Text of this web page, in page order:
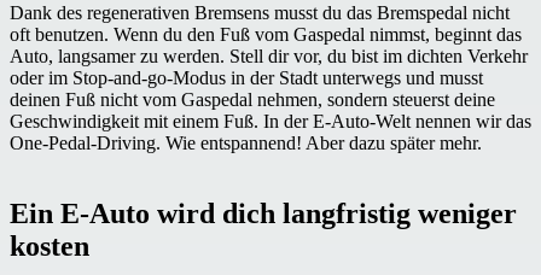
Dank des regenerativen Bremsens musst du das Bremspedal nicht
oft benutzen. Wenn du den Fuß vom Gaspedal nimmst, beginnt das
Auto, langsamer zu werden. Stell dir vor, du bist im dichten Verkehr
oder im Stop-and-go-Modus in der Stadt unterwegs und musst
deinen Fuß nicht vom Gaspedal nehmen, sondern steuerst deine
Geschwindigkeit mit einem Fuß. In der E-Auto-Welt nennen wir das
One-Pedal-Driving. Wie entspannend! Aber dazu später mehr.
Ein E-Auto wird dich langfristig weniger
kosten